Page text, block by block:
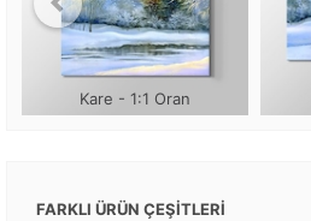
Kare - 1:1 Oran
FARKLI ÜRÜN ÇEŞİTLERİ